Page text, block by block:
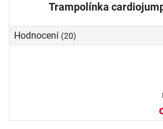
Trampolínka
Hodnocení (20)